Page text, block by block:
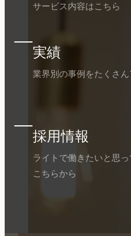
サービス内容はこちら
実績
業界別の事例をたくさ
採用情報
ライトで働きたいと思
こちらから